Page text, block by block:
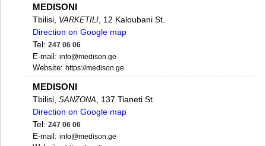
ABASHA
ZUGDIDI
MARTVILI
MESTIA
SENAKI
POTI
TSALENJIKHA
KHOBI
ANAKLIA
JVARI
SAMTSKHE-JAVAKHETI
MEDISONI
Tbilisi, VARKETILI , 12 Kaloubani St.
Direction on Google map
Tel: 247 06 06
E-mail: info@medison.ge
Website: https://medison.ge
MEDISONI
Tbilisi, SANZONA , 137 Tianeti St.
Direction on Google map
Tel: 247 06 06
E-mail: info@medison.ge